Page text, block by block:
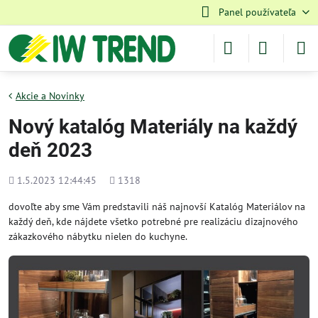
Panel používateľa
Akcie a Novinky
Nový katalóg Materiály na každý
deň 2023
Pridané
1.5.2023 12:44:45
Počet
1318
dovoľte aby sme Vám predstavili náš najnovší Katalóg Materiálov na
každý deň, kde nájdete všetko potrebné pre realizáciu dizajnového
zákazkového nábytku nielen do kuchyne.